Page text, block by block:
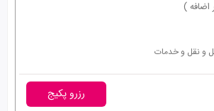
)
و نقل و خدمات
رزرو پکیج